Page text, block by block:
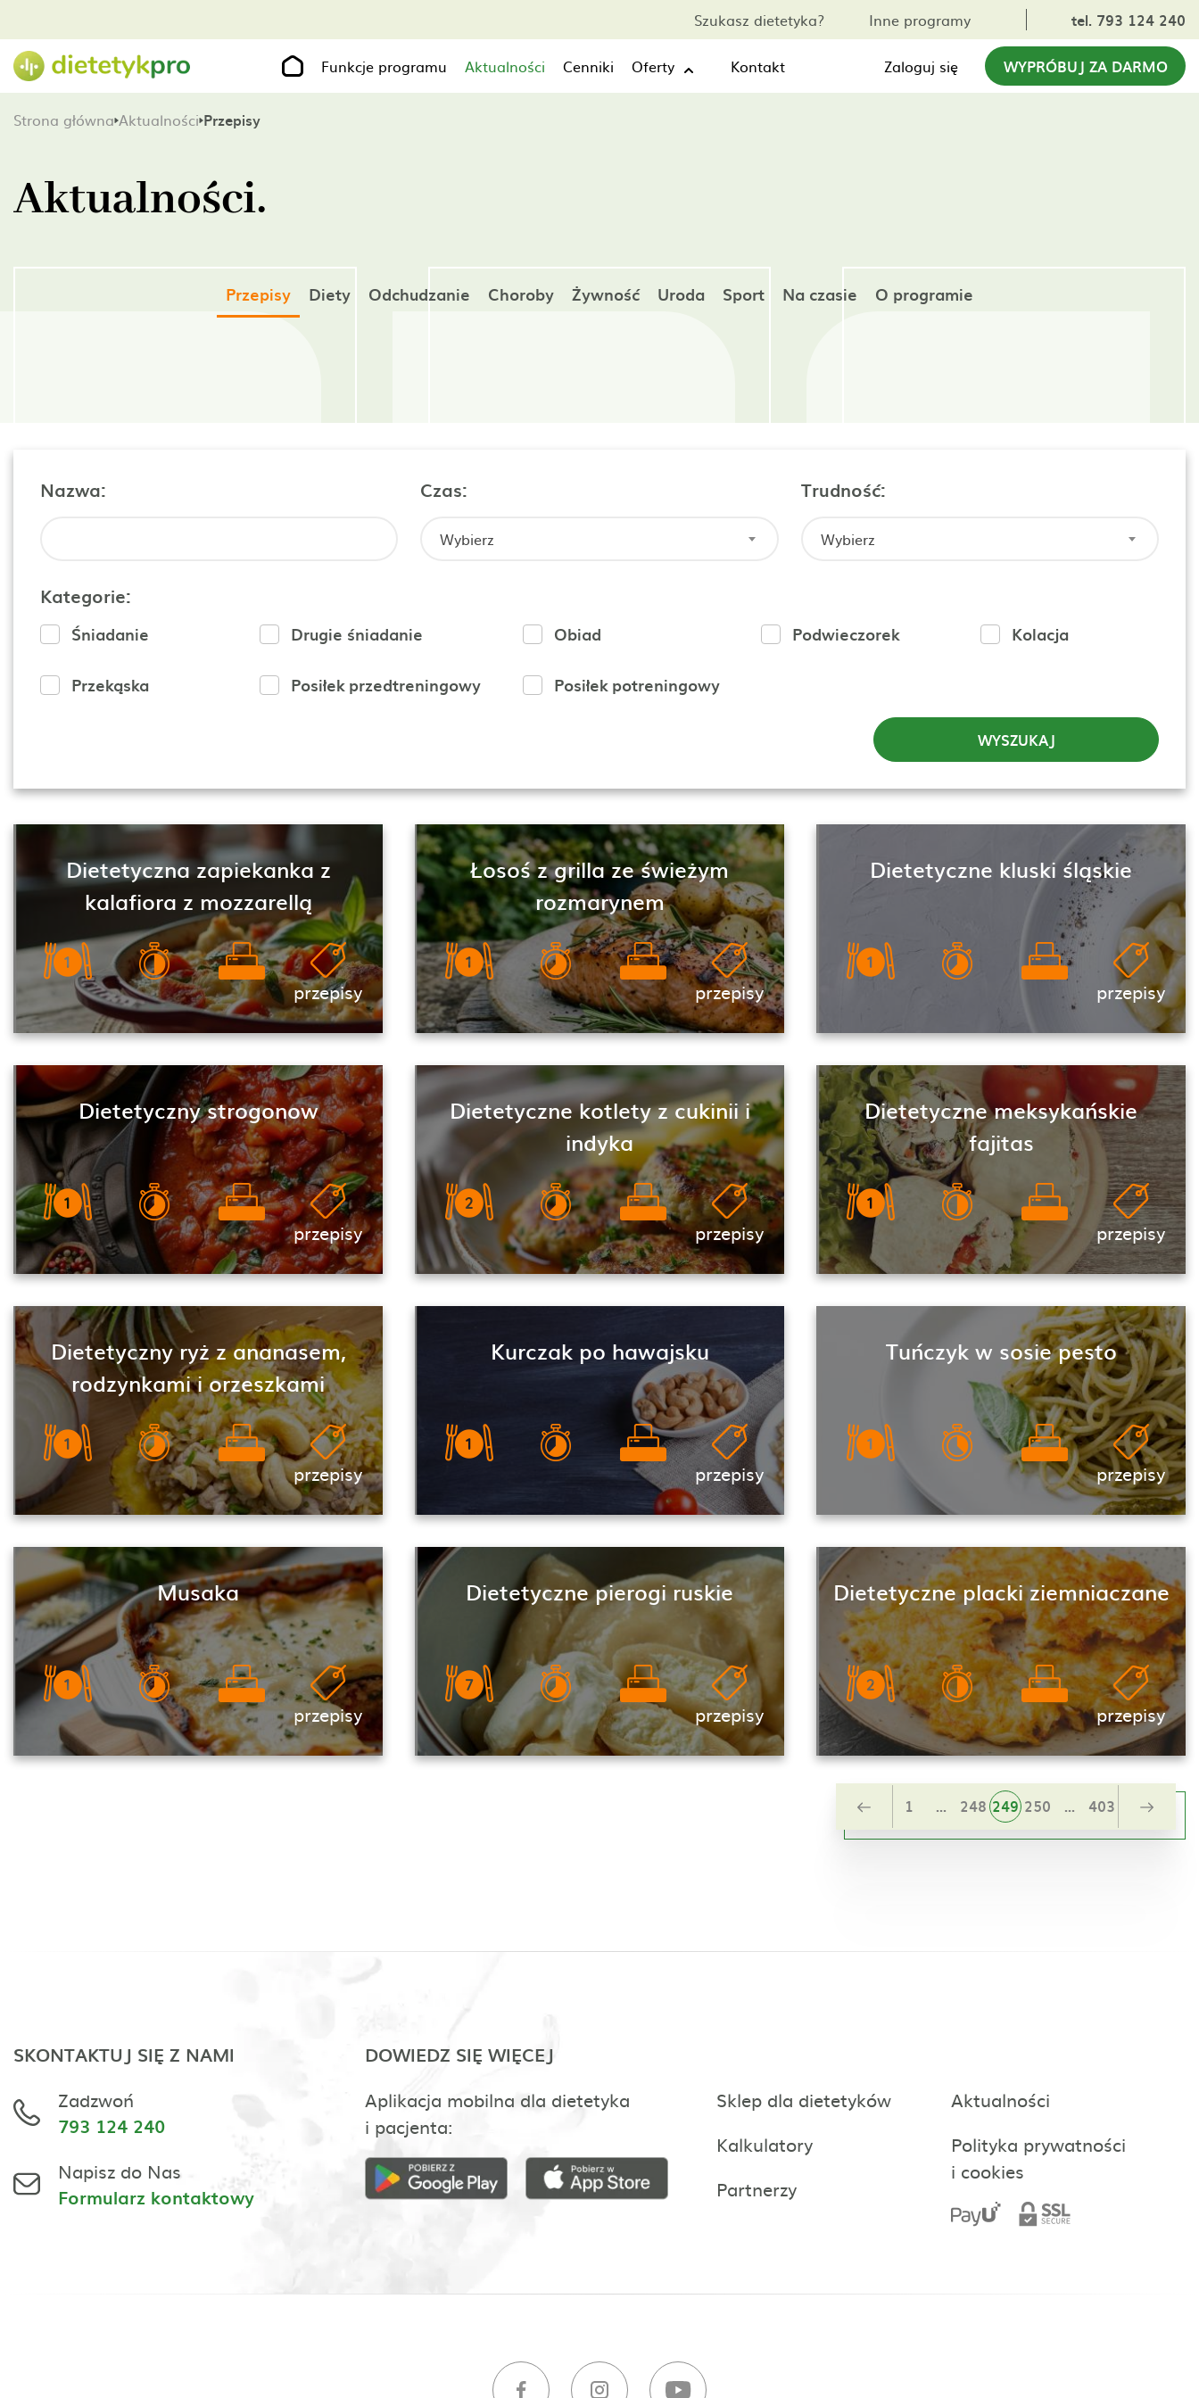
Szukasz dietetyka? Inne programy tel. 793 124 240
Funkcje programu Aktualności Cenniki Oferty Kontakt Zaloguj się WYPRÓBUJ ZA DARMO
Strona główna Aktualności Przepisy
Aktualności.
Przepisy Diety Odchudzanie Choroby Żywność Uroda Sport Na czasie O programie
Nazwa: Czas:
Wybierz
Trudność:
Wybierz
Kategorie:
Śniadanie Drugie śniadanie Obiad Podwieczorek Kolacja
Przekąska Posiłek przedtreningowy Posiłek potreningowy
WYSZUKAJ
Dietetyczna zapiekanka z
kalafiora z mozzarellą
przepisy
Łosoś z grilla ze świeżym
rozmarynem
przepisy
Dietetyczne kluski śląskie
przepisy
Dietetyczny strogonow
przepisy
Dietetyczne kotlety z cukinii i
indyka
przepisy
Dietetyczne meksykańskie
fajitas
przepisy
Dietetyczny ryż z ananasem,
rodzynkami i orzeszkami
przepisy
Kurczak po hawajsku
przepisy
Tuńczyk w sosie pesto
przepisy
Musaka
przepisy
Dietetyczne pierogi ruskie
przepisy
Dietetyczne placki ziemniaczane
przepisy
1 ... 248 249 250 ... 403
SKONTAKTUJ SIĘ Z NAMI
Zadzwoń
793 124 240
Napisz do Nas
Formularz kontaktowy
DOWIEDZ SIĘ WIĘCEJ
Aplikacja mobilna dla dietetyka
i pacjenta:
Sklep dla dietetyków
Kalkulatory
Partnerzy
Aktualności
Polityka prywatności
i cookies